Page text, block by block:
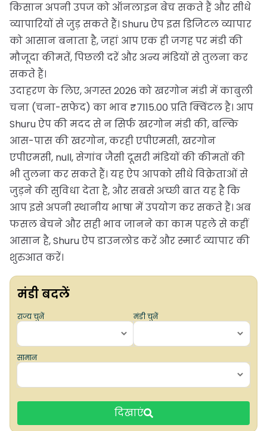
किसान अपनी उपज को ऑनलाइन बेच सकते हैं और सीधे
व्यापारियों से जुड़ सकते हैं। Shuru ऐप इस डिजिटल व्यापार
को आसान बनाता है, जहां आप एक ही जगह पर मंडी की
मौजूदा कीमतें, पिछली दरें और अन्य मंडियों से तुलना कर
सकते हैं।
उदाहरण के लिए, अगस्त 2026 को खरगोन मंडी में काबुली
चना (चना-सफेद) का भाव ₹7115.00 प्रति क्विंटल है। आप
Shuru ऐप की मदद से न सिर्फ खरगोन मंडी की, बल्कि
आस-पास की खरगोन, करही एपीएमसी, खरगोन
एपीएमसी, null, सेगांव जैसी दूसरी मंडियों की कीमतों की
भी तुलना कर सकते हैं। यह ऐप आपको सीधे विक्रेताओं से
जुड़ने की सुविधा देता है, और सबसे अच्छी बात यह है कि
आप इसे अपनी स्थानीय भाषा में उपयोग कर सकते हैं। अब
फसल बेचने और सही भाव जानने का काम पहले से कहीं
आसान है, Shuru ऐप डाउनलोड करें और स्मार्ट व्यापार की
शुरुआत करें।
मंडी बदलें
राज्य चुनें मंडी चुनें
सामान
दिखाएं